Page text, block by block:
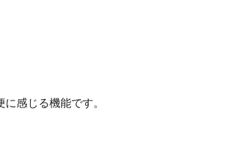
感じる機能です。